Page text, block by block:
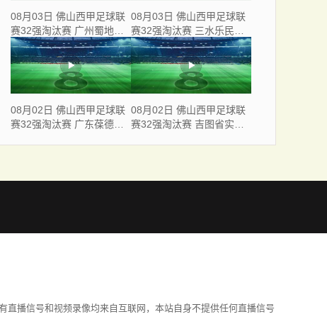
08月03日 佛山西甲足球联
赛32强淘汰赛 广州蜀地红
VS 广州戴拿模 全场录像
08月03日 佛山西甲足球联
赛32强淘汰赛 三水乐民兴
健力宝 VS 中国澳门澳科精
英 全场录像
08月02日 佛山西甲足球联
赛32强淘汰赛 广东葆德澳
08月02日 佛山西甲足球联
赛32强淘汰赛 吉图省实青
播信号和视频录像均来自互联网，本站自身不提供任何直播信号